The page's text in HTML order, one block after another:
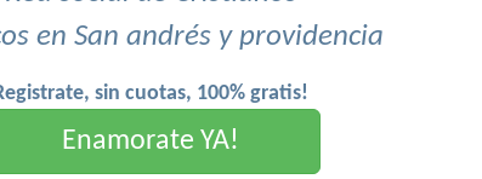
en San andrés y providencia
sin cuotas, 100% gratis!
Enamorate YA!